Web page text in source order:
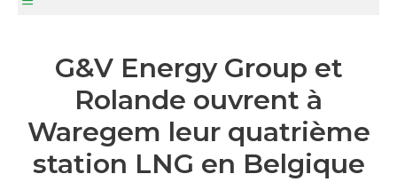
G&V Energy Group et
Rolande ouvrent à
Waregem leur quatrième
station LNG en Belgique